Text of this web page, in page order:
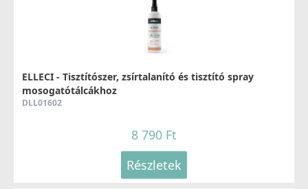
ELLECI - Tisztítószer, zsírtalanító és tisztító spray
mosogatótálcákhoz
DLL01602
8 790 Ft
Részletek